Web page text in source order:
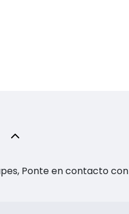
Ponte en contacto con